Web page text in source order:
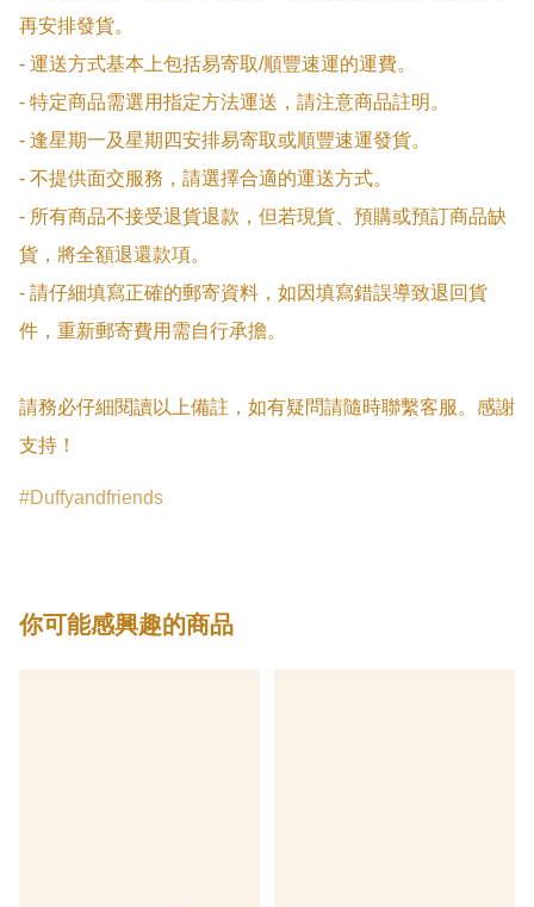
再安排發貨。
- 運送方式基本上包括易寄取/順豐速運的運費。
- 特定商品需選用指定方法運送，請注意商品註明。
- 逢星期一及星期四安排易寄取或順豐速運發貨。
- 不提供面交服務，請選擇合適的運送方式。
- 所有商品不接受退貨退款，但若現貨、預購或預訂商品缺
貨，將全額退還款項。
- 請仔細填寫正確的郵寄資料，如因填寫錯誤導致退回貨
件，重新郵寄費用需自行承擔。
請務必仔細閱讀以上備註，如有疑問請隨時聯繫客服。感謝
支持！
Duffyandfriends
你可能感興趣的商品